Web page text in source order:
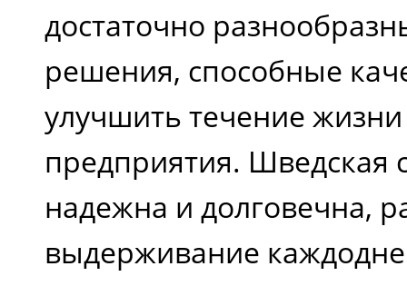
достаточно
решения, способные
улучшить течение
предприятия. Шведская
надежна и долговечна,
выдерживание